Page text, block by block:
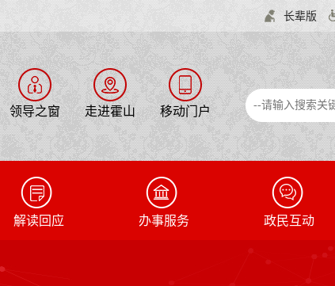
长辈版
领导之窗 走进霍山 移动门户
解读回应 办事服务 政民互动